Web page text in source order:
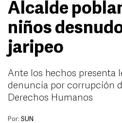
Alcalde
niños
jaripeo
Ante los hechos presenta
denuncia por corrupción
Derechos Humanos
Por: SUN